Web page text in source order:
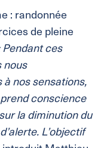
: randonnée
de pleine
Pendant ces
nous
nos sensations,
conscience
la diminution du
L’objectif